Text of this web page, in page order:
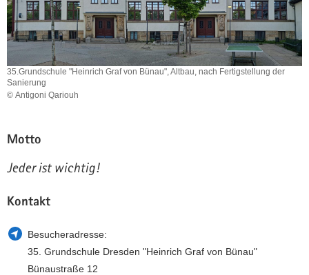
a
v
a
t
n
n
35.Grundschule "Heinrich Graf von Bünau", Altbau, nach Fertigstellung der
Sanierung
© Antigoni Qariouh
Motto
Jeder ist wichtig!
Kontakt
Besucheradresse:
35. Grundschule Dresden "Heinrich Graf von Bünau"
Bünaustraße 12